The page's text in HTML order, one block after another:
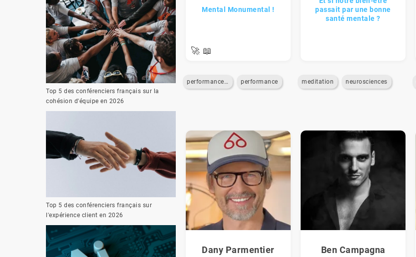
Top 5 des conférenciers français sur la
cohésion d'équipe en 2026
Top 5 des conférenciers français sur
l'expérience client en 2026
Mental Monumental !
🚀 📖
performance-commerciale performance
passait par une bonne
santé mentale ?
meditation neurosciences
Dany Parmentier Ben Campagna